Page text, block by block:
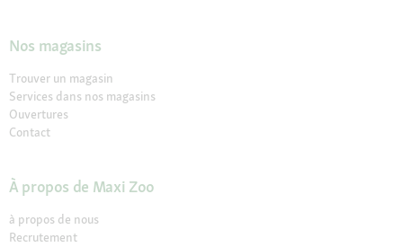
Nos magasins
Trouver un magasin
Services dans nos magasins
Ouvertures
Contact
À propos de Maxi Zoo
à propos de nous
Recrutement